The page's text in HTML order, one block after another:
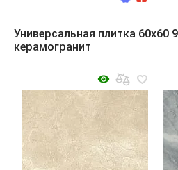
Универсальная плитка 60x60
керамогранит